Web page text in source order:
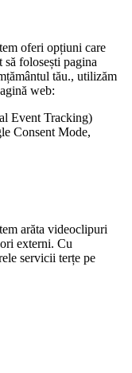
oferi opțiuni care
folosești pagina
tău., utilizăm
web:
Event Tracking)
Consent Mode,
arăta videoclipuri
externi. Cu
servicii terțe pe